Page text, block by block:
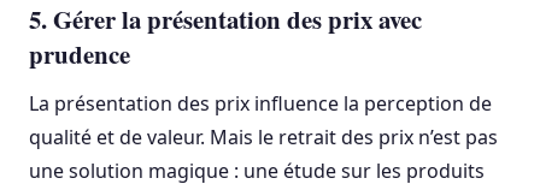
5. Gérer la présentation des prix avec
prudence
La présentation des prix influence la perception de
qualité et de valeur. Mais le retrait des prix n’est pas
une solution magique : une étude sur les produits